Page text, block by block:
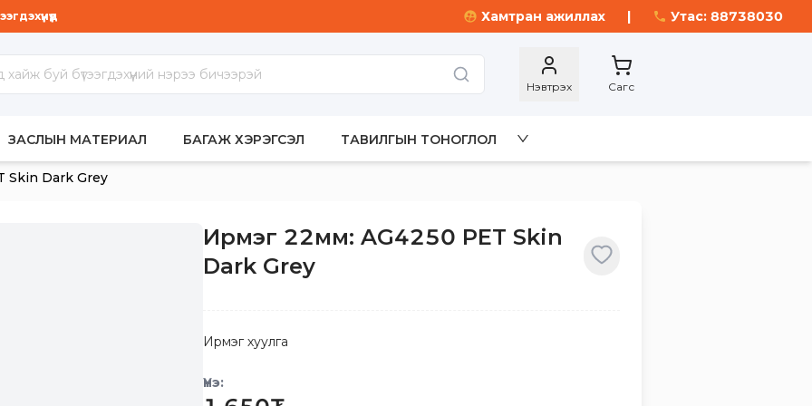
Хамтран ажиллах | Утас: 88738030
Нэвтрэх Сагс
ЗАСЛЫН МАТЕРИАЛ БАГАЖ ХЭРЭГСЭЛ ТАВИЛГЫН ТОНОГЛОЛ
Skin Dark Grey
Ирмэг 22мм: AG4250 PET Skin
Dark Grey
Ирмэг хуулга
Үнэ: